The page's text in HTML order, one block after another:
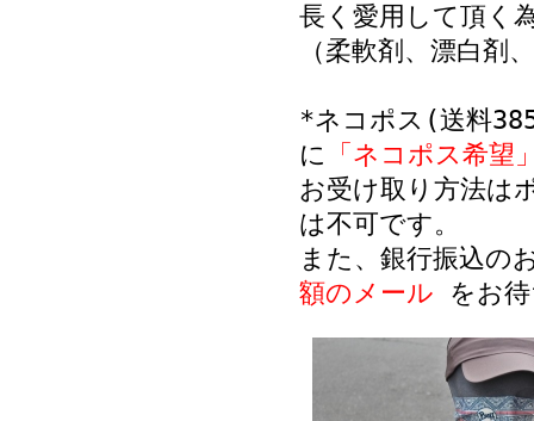
長く愛用して頂く
（柔軟剤、漂白剤
*ネコポス(送料
に
「ネコポス希望
お受け取り方法は
は不可です。
また、銀行振込の
額のメール をお